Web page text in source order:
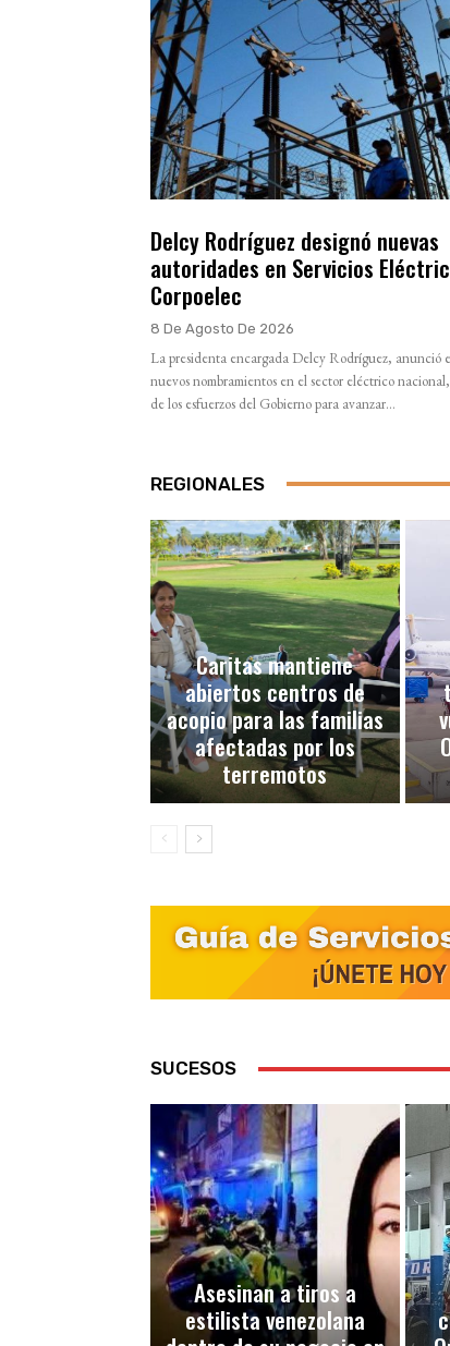
Delcy Rodríguez designó nuevas
autoridades en Servicios
Corpoelec
8 De Agosto De 2026
La presidenta encargada Delcy Rodríguez, anunció
nuevos nombramientos en el sector eléctrico
de los esfuerzos del Gobierno para avanzar...
REGIONALES
Caritas mantiene
abiertos centros de
acopio para las familias
afectadas por los
terremotos
SUCESOS
Asesinan a tiros a
estilista venezolana